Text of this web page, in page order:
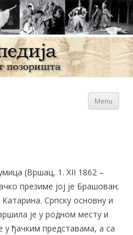
СрпскогMenu
(Вршац, 1. XII 1862 –
презиме јој је Брашован;
Српску основну и
је у родном месту и
у ђачким представама, а са